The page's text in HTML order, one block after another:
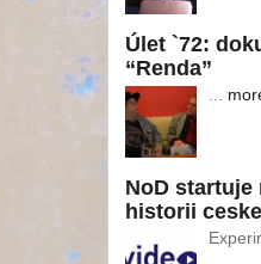
Úlet `72:
“Renda”
NoD
historii